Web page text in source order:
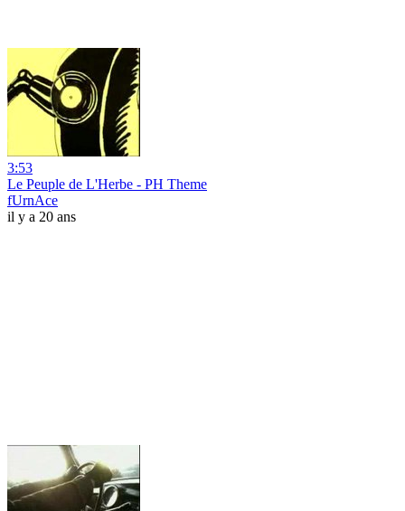
3:53
Le Peuple de L'Herbe - PH Theme
fUrnAce
il y a 20 ans